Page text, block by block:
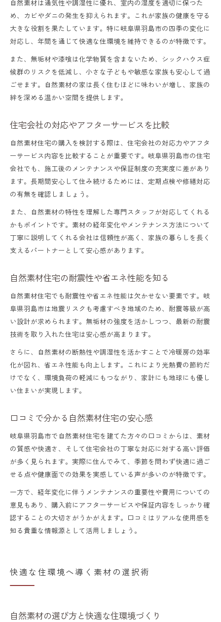
自然素材は通気性や調湿性に優れ、室内の湿度を適切に保つた
め、カビやダニの発生を抑えられます。これが家族の健康を守る
大きな役割を果たしています。特に岐阜県羽島市の四季の変化に
対応し、年間を通じて快適な住環境を維持できるのが特徴です。
また、無垢材や漆喰は化学物質を含まないため、シックハウス症
候群のリスクを低減し、小さな子どもや敏感な家族も安心して過
ごせます。自然素材の家は長く住むほどに味わいが増し、家族の
絆を深める温かい空間を提供します。
住宅会社の対応やアフターサービスを比較
自然素材住宅の購入を検討する際は、住宅会社の対応力やアフタ
ーサービス内容を比較することが重要です。岐阜県羽島市の住宅
会社でも、施工後のメンテナンスや保証制度の充実度に差があり
ます。長期間安心して住み続けるためには、定期点検や修繕対応
の有無を確認しましょう。
また、自然素材の特性を理解した専門スタッフが対応してくれる
かもポイントです。素材の経年変化やメンテナンス方法について
丁寧に説明してくれる会社は信頼性が高く、家族の暮らしを長く
支えるパートナーとして安心感があります。
自然素材住宅の耐震性や省エネ性能を知る
自然素材住宅でも耐震性や省エネ性能は欠かせない要素です。岐
阜県羽島市は地震リスクも考慮すべき地域のため、耐震等級が高
い設計が求められます。無垢材の強度を活かしつつ、最新の耐震
技術を取り入れた住宅は安心感が高まります。
さらに、自然素材の断熱性や調湿性を活かすことで冷暖房の効率
化が図れ、省エネ性能も向上します。これにより光熱費の節約だ
けでなく、環境負荷の軽減にもつながり、家計にも地球にも優し
い住まいが実現します。
口コミで分かる自然素材住宅の安心感
岐阜県羽島市で自然素材住宅を建てた方々の口コミからは、素材
の質感や快適さ、そして住宅会社の丁寧な対応に対する高い評価
が多く見られます。実際に住んでみて、季節を問わず快適に過ご
せる点や健康面での効果を実感している声が多いのが特徴です。
一方で、経年変化に伴うメンテナンスの重要性や費用についての
意見もあり、購入前にアフターサービスや保証内容をしっかり確
認することの大切さがうかがえます。口コミはリアルな使用感を
知る貴重な情報源として活用しましょう。
快適な住環境へ導く素材の選択術
自然素材の選び方と快適な住環境づくり